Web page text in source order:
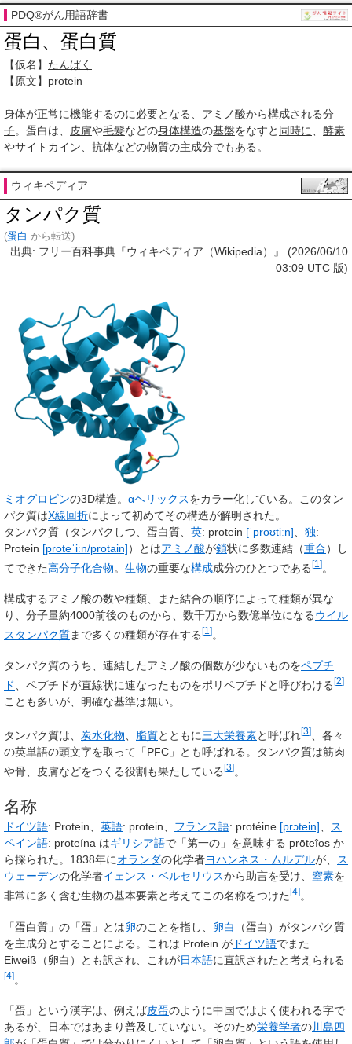
PDQ®がん用語辞書
蛋白、蛋白質
【仮名】 たんぱく
【 原文】 protein
身体が正常に機能するのに必要となる、 アミノ酸から構成される分
子。蛋白は、 皮膚や毛髪などの身体構造の基盤をなすと 同時に
酵素
やサイトカイン 抗体などの物質の主成分でもある。
ウィキペディア
タンパク質
(蛋白 から転送)
出典: フリー百科事典『ウィキペディア（Wikipedia）』 (2026/06/10
03:09 UTC 版)
ミオグロビンの3D構造。 αヘリックスをカラー化している。このタン
パク質はX線回折によって初めてその構造が解明された。
タンパク質 （タンパクしつ、 蛋白質 英: protein [ˈproʊtiːn] 独:
Protein [proteˈiːn/protain]）とはアミノ酸が鎖状に多数連結（重合）し
てできた高分子化合物。 生物の重要な構成成分のひとつである[1 ]。
構成するアミノ酸の数や種類、また結合の順序によって種類が異な
り、分子量約4000前後のものから、数千万から数億単位になるウイル
スタンパク質まで多くの種類が存在する[1 ]。
タンパク質のうち、連結したアミノ酸の個数が少ないものをペプチ
ド
、ペプチドが直線状に連なったものをポリペプチドと呼びわける [2]
ことも多いが、明確な基準は無い。
タンパク質は、 炭水化物 脂質とともに三大栄養素と呼ばれ[3]
、各々
の英単語の頭文字を取って「PFC」とも呼ばれる。タンパク質は筋肉
や骨、皮膚などをつくる役割も果たしている[3]。
名称
ドイツ語: Protein、 英語: protein、 フランス語: protéine [prɔtein]、 ス
ペイン語: proteína はギリシア語で「第一の」を意味する prōteîos か
ら採られた。1838年にオランダの化学者ヨハンネス・ムルデルが、 ス
ウェーデンの化学者イェンス・ベルセリウスから助言を受け、 窒素を
非常に多く含む生物の基本要素と考えてこの名称をつけた [4] 。
「蛋白質」の「蛋」とは卵のことを指し、 卵白
（蛋白）がタンパク質
を主成分とすることによる。これは Protein が ドイツ語でまた
Eiweiß （卵白）とも訳され、これが日本語に直訳されたと考えられる
[4]。
「蛋」という漢字は、例えば皮蛋のように中国ではよく使われる字で
あるが、日本ではあまり普及していない。そのため栄養学者の川島四